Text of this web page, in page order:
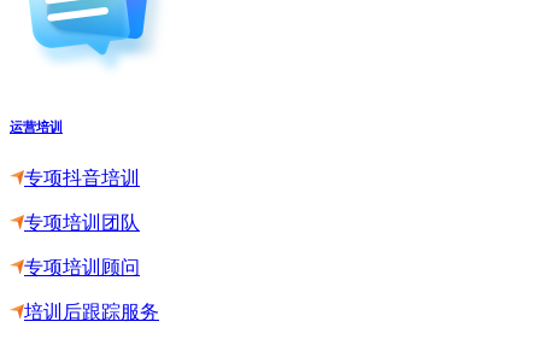
运营培训
专项抖音培训
专项培训团队
专项培训顾问
培训后跟踪服务